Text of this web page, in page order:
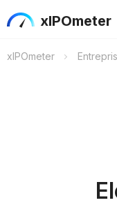
xIPOmeter
xIPOmeter